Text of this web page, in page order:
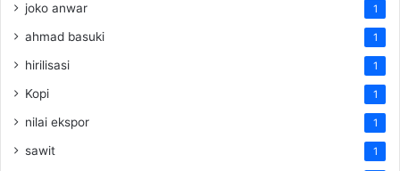
joko anwar 1
ahmad basuki 1
hirilisasi 1
Kopi 1
nilai ekspor 1
sawit 1